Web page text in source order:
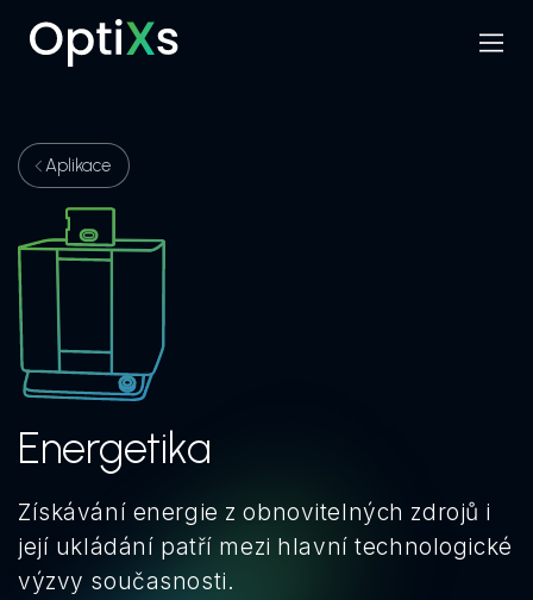
Hledat
Menu
Aplikace
Energetika
Získávání energie z obnovitelných zdrojů i
její ukládání patří mezi hlavní technologické
výzvy současnosti.